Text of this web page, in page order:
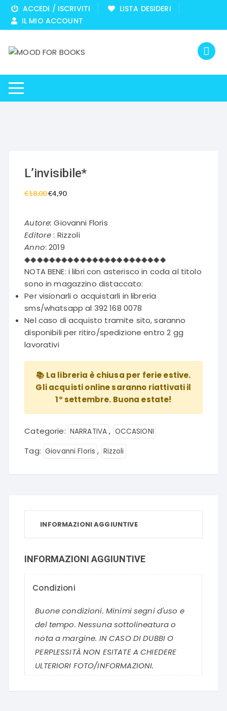
Vai
contenuto
ACCEDI / ISCRIVITI
LISTA DESIDERI
IL MIO ACCOUNT
L’invisibile*
€18,00Il
originale
€18,00.
€4,90Il
attuale
Autore: Giovanni Floris
Editore: Rizzoli
Anno: 2019
◆◆◆◆◆◆◆◆◆◆◆◆◆◆◆◆◆◆◆◆◆◆◆
NOTA BENE: i libri con asterisco in coda al titolo
sono in magazzino distaccato:
Per visionarli o acquistarli in libreria
sms/whatsapp al 392 168 0078
Nel caso di acquisto tramite sito, saranno
disponibili per ritiro/spedizione entro 2 gg
lavorativi
📚 La libreria è chiusa per ferie estive.
Gli acquisti online saranno riattivati il
1° settembre. Buona estate!
Categorie: NARRATIVA , OCCASIONI
Tag: Giovanni Floris , Rizzoli
INFORMAZIONI AGGIUNTIVE
INFORMAZIONI AGGIUNTIVE
Condizioni
Buone condizioni. Minimi segni d'uso e
del tempo. Nessuna sottolineatura o
nota a margine. IN CASO DI DUBBI O
PERPLESSITÀ NON ESITATE A CHIEDERE
ULTERIORI FOTO/INFORMAZIONI.